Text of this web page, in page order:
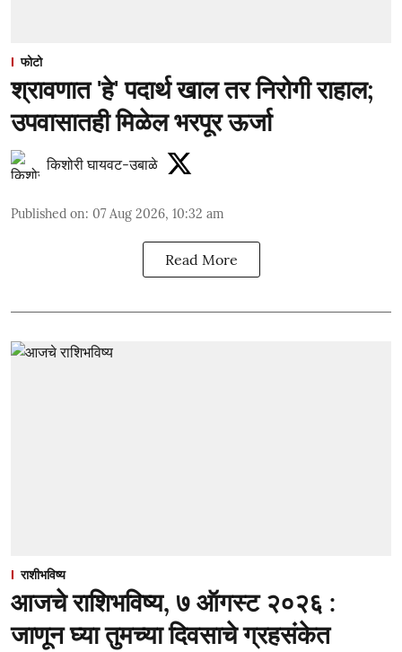
फोटो
श्रावणात 'हे' पदार्थ खाल तर निरोगी राहाल;
उपवासातही मिळेल भरपूर ऊर्जा
किशोरी घायवट-उबाळे
Published on: 07 Aug 2026, 10:32 am
Read More
राशीभविष्य
आजचे राशिभविष्य, ७ ऑगस्ट २०२६ :
जाणून घ्या तुमच्या दिवसाचे ग्रहसंकेत